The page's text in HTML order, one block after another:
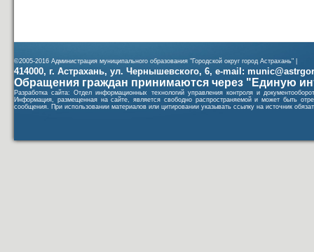
©2005-2016 Администрация муниципального образования "Городской округ город Астрахань" |
414000, г. Астрахань, ул. Чернышевского, 6, e-mail:
Обращения граждан принимаются через "Единую
Разработка сайта: Отдел информационных технологий управления контроля и
Информация, размещенная на сайте, является свободно распространяемой и может быть
сообщения. При использовании материалов или цитировании указывать ссылку на источник